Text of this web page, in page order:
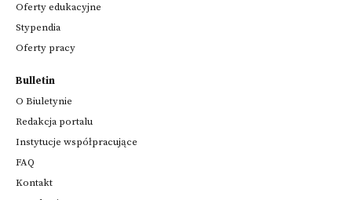
Oferty edukacyjne
Stypendia
Oferty pracy
Bulletin
O Biuletynie
Redakcja portalu
Instytucje współpracujące
FAQ
Kontakt